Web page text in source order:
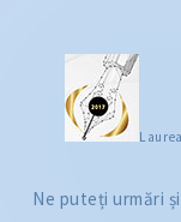
Ne puteți urmări